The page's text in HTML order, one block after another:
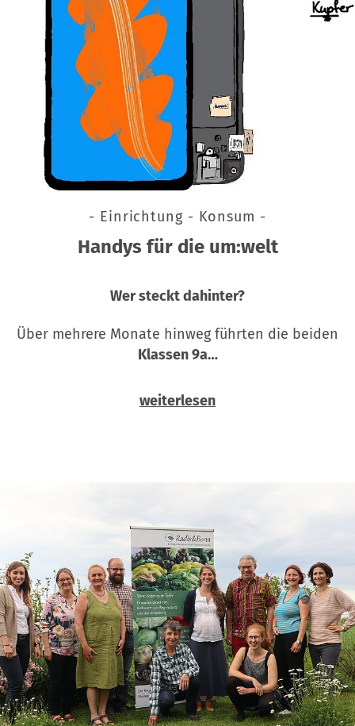
- Einrichtung - Konsum -
Handys für die um:welt
Wer steckt dahinter?
Über mehrere Monate hinweg führten die beiden
Klassen 9a…
weiterlesen